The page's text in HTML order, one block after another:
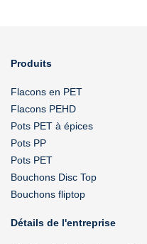
Produits
Flacons en PET
Flacons PEHD
Pots PET à épices
Pots PP
Pots PET
Bouchons Disc Top
Bouchons fliptop
Détails de l'entreprise